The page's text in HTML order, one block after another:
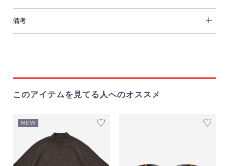
備考
このアイテムを見てる人へのオススメ
NEW